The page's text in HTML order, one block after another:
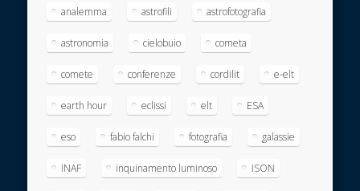
analemma astrofili astrofotografia
astronomia cielobuio cometa
comete conferenze cordilit e-elt
earth hour eclissi elt ESA
eso fabio falchi fotografia galassie
INAF inquinamento luminoso ISON